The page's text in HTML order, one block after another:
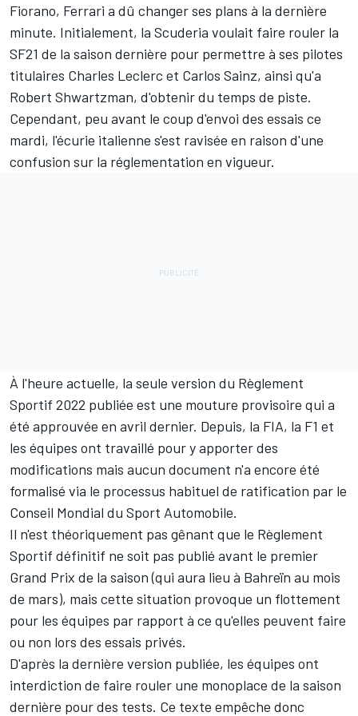
Fiorano, Ferrari a dû changer ses plans à la dernière
minute. Initialement, la Scuderia voulait faire rouler la
SF21 de la saison dernière pour permettre à ses pilotes
titulaires Charles Leclerc et Carlos Sainz, ainsi qu'a
Robert Shwartzman, d'obtenir du temps de piste.
Cependant, peu avant le coup d'envoi des essais ce
mardi, l'écurie italienne s'est ravisée en raison d'une
confusion sur la réglementation en vigueur.
À l'heure actuelle, la seule version du Règlement
Sportif 2022 publiée est une mouture provisoire qui a
été approuvée en avril dernier. Depuis, la FIA, la F1 et
les équipes ont travaillé pour y apporter des
modifications mais aucun document n'a encore été
formalisé via le processus habituel de ratification par le
Conseil Mondial du Sport Automobile.
Il n'est théoriquement pas gênant que le Règlement
Sportif définitif ne soit pas publié avant le premier
Grand Prix de la saison (qui aura lieu à Bahreïn au mois
de mars), mais cette situation provoque un flottement
pour les équipes par rapport à ce qu'elles peuvent faire
ou non lors des essais privés.
D'après la dernière version publiée, les équipes ont
interdiction de faire rouler une monoplace de la saison
dernière pour des tests. Ce texte empêche donc